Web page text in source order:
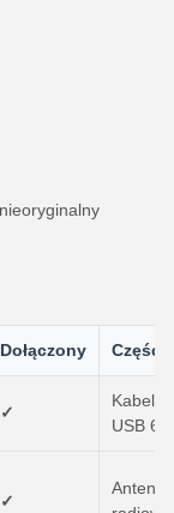
Dołączony Część
✓
Kabel
USB 6P
✓
Antena